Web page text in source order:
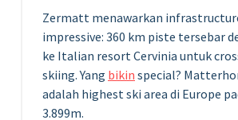
Zermatt menawarkan
impressive: 360 km piste tersebar
ke Italian resort Cervinia untuk
skiing. Yang bikin special?
adalah highest ski area di Europe
3.899m.